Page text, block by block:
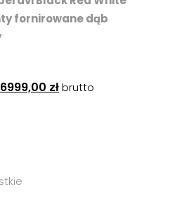
fornirowane dąb
6999,00 złbrutto